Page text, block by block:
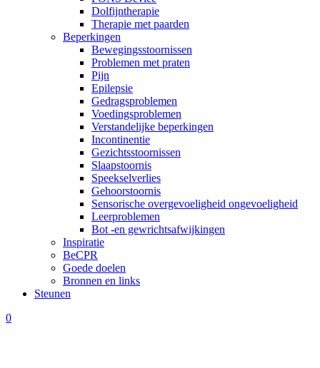
Dolfijntherapie
Therapie met paarden
Beperkingen
Bewegingsstoornissen
Problemen met praten
Pijn
Epilepsie
Gedragsproblemen
Voedingsproblemen
Verstandelijke beperkingen
Incontinentie
Gezichtsstoornissen
Slaapstoornis
Speekselverlies
Gehoorstoornis
Sensorische overgevoeligheid ongevoeligheid
Leerproblemen
Bot -en gewrichtsafwijkingen
Inspiratie
BeCPR
Goede doelen
Bronnen en links
Steunen
0